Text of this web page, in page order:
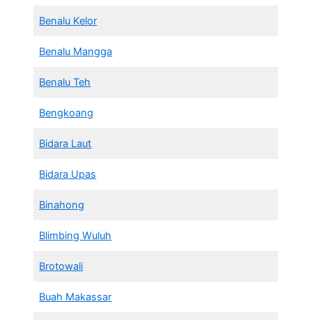
Benalu Kelor
Benalu Mangga
Benalu Teh
Bengkoang
Bidara Laut
Bidara Upas
Binahong
Blimbing Wuluh
Brotowali
Buah Makassar